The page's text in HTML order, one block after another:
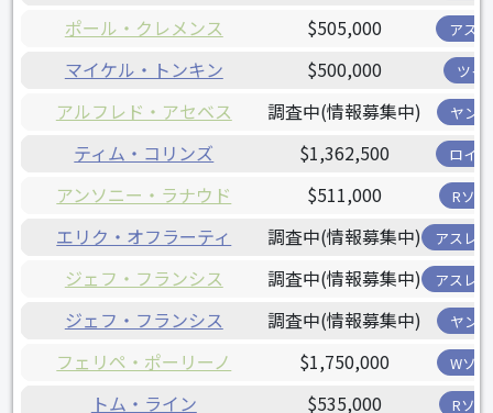
ポール・クレメンス $505,000 アス
マイケル・トンキン $500,000 ツイ
アルフレド・アセベス 調査中(情報募集中) ヤン
ティム・コリンズ $1,362,500 ロイ
アンソニー・ラナウド $511,000 Rソ
エリク・オフラーティ 調査中(情報募集中) アスレ
ジェフ・フランシス 調査中(情報募集中) アスレ
ジェフ・フランシス 調査中(情報募集中) ヤン
フェリペ・ポーリーノ $1,750,000 Wソ
トム・ライン $535,000 Rソ